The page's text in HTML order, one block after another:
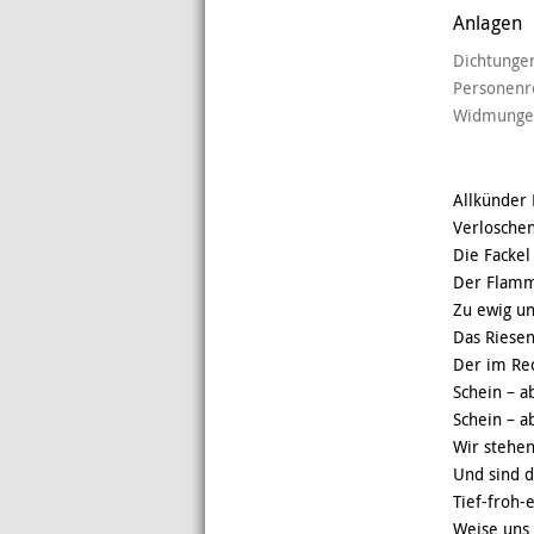
Anlagen
Allkünder
Die
Der
Zu ewig
Das
Der im
Schein –
Schein –
Wir
Und sind
Tief-froh-
Weise